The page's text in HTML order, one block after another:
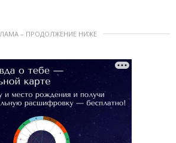
– ПРОДОЛЖЕНИЕ НИЖЕ